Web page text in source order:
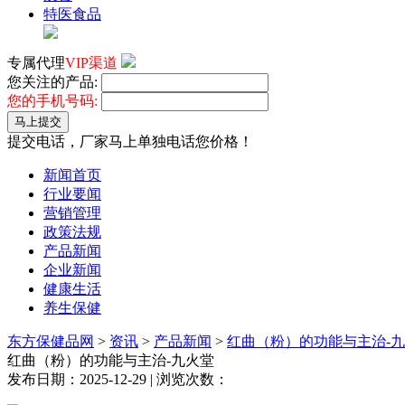
特医食品
专属代理VIP渠道
您关注的产品:
您的手机号码:
马上提交
提交电话，厂家马上单独电话您价格！
新闻首页
行业要闻
营销管理
政策法规
产品新闻
企业新闻
健康生活
养生保健
东方保健品网 > 资讯 > 产品新闻 > 红曲（粉）的功能与主治-
红曲（粉）的功能与主治-九火堂
发布日期：2025-12-29 | 浏览次数：